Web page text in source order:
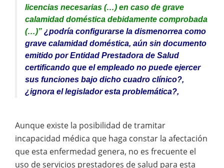
licencias necesarias (…) en caso de grave
calamidad doméstica debidamente comprobada
(…)” ¿podría configurarse la dismenorrea como
grave calamidad doméstica, aún sin documento
emitido por Entidad Prestadora de Salud
certificando que el empleado no puede ejercer
sus funciones bajo dicho cuadro clínico?,
¿ignora el legislador esta problemática?,
Aunque existe la posibilidad de tramitar
incapacidad médica que haga constar la afectación
que esta enfermedad genera, no es frecuente el
uso de servicios prestadores de salud para esta